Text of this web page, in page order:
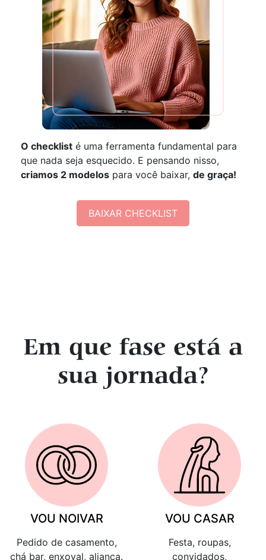
O checklist é uma ferramenta fundamental para
que nada seja esquecido. E pensando nisso,
criamos 2 modelos para você baixar, de graça!
BAIXAR CHECKLIST
Em que fase está a
sua jornada?
VOU NOIVAR
Pedido de casamento,
chá bar, enxoval, aliança.
VOU CASAR
Festa, roupas,
convidados,